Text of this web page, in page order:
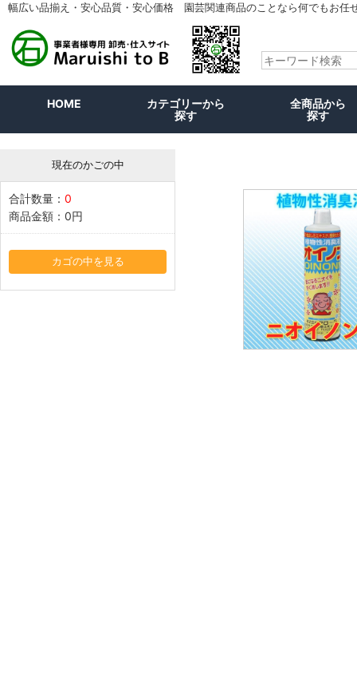
幅広い品揃え・安心品質・安心価格 園芸関連商品のことなら何でもお任
HOME
カテゴリーから
探す
全商品から
探す
現在のかごの中
合計数量： 0
商品金額： 0円
カゴの中を見る